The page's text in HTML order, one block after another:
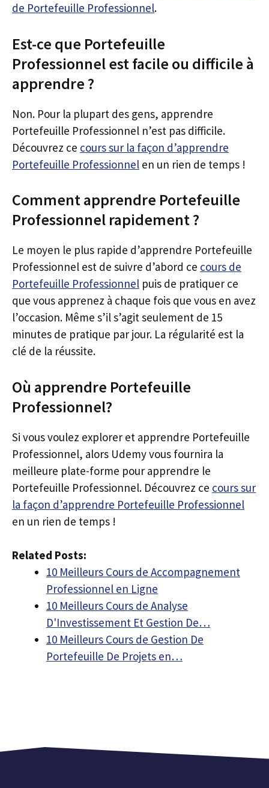
de Portefeuille Professionnel.
Est-ce que Portefeuille
Professionnel est facile ou difficile à
apprendre ?
Non. Pour la plupart des gens, apprendre
Portefeuille Professionnel n’est pas difficile.
Découvrez ce cours sur la façon d’apprendre
Portefeuille Professionnel en un rien de temps !
Comment apprendre Portefeuille
Professionnel rapidement ?
Le moyen le plus rapide d’apprendre Portefeuille
Professionnel est de suivre d’abord ce cours de
Portefeuille Professionnel puis de pratiquer ce
que vous apprenez à chaque fois que vous en avez
l’occasion. Même s’il s’agit seulement de 15
minutes de pratique par jour. La régularité est la
clé de la réussite.
Où apprendre Portefeuille
Professionnel?
Si vous voulez explorer et apprendre Portefeuille
Professionnel, alors Udemy vous fournira la
meilleure plate-forme pour apprendre le
Portefeuille Professionnel. Découvrez ce cours sur
la façon d’apprendre Portefeuille Professionnel
en un rien de temps !
Related Posts:
10 Meilleurs Cours de Accompagnement
Professionnel en Ligne
10 Meilleurs Cours de Analyse
D'Investissement Et Gestion De…
10 Meilleurs Cours de Gestion De
Portefeuille De Projets en…